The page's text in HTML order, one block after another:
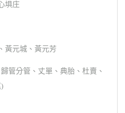
埧庄
黃元城、黃元芳
管分管、丈單、典胎、杜賣、